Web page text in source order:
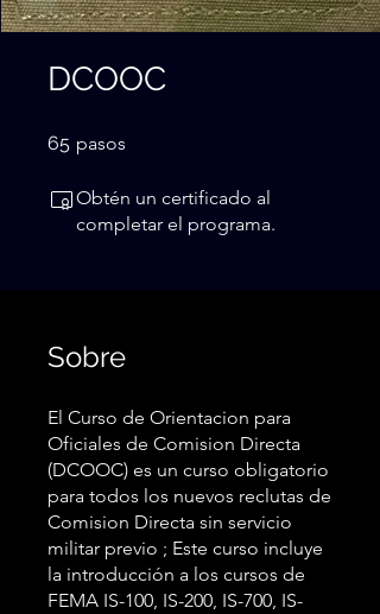
DCOOC
65 pasos
Obtén un certificado al
completar el programa.
Sobre
El Curso de Orientacion para
Oficiales de Comision Directa
(DCOOC) es un curso obligatorio
para todos los nuevos reclutas de
Comision Directa sin servicio
militar previo ; Este curso incluye
la introducción a los cursos de
FEMA IS-100, IS-200, IS-700, IS-